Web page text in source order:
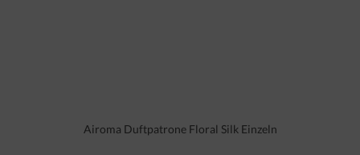
Airoma Duftpatrone Floral Silk Einzeln